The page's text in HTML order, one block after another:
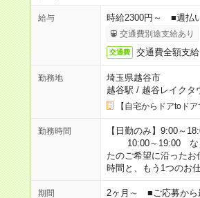
給与 時給2300円～ ■週払
交通費別途支給あり
交通費 交通費全額支給
勤務地
埼玉県越谷市
越谷駅 / 越谷レイクタ
【自宅からドアtoド
勤務時間
【日勤のみ】9:00～
10:00～19:00 など
たのご希望に沿った
時間と、もう1つのお
期間 2ヶ月～ ■ご応募から